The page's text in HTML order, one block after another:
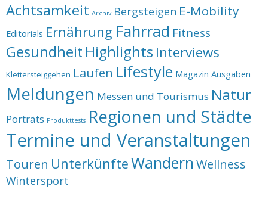
Achtsamkeit Archiv Bergsteigen E-Mobility
Editorials Ernährung Fahrrad Fitness
Gesundheit Highlights Interviews
Klettersteiggehen Laufen Lifestyle Magazin Ausgaben
Meldungen Messen und Tourismus Natur
Porträts Produkttests Regionen und Städte
Termine und Veranstaltungen
Touren UnterkünfteWandern Wellness
Wintersport